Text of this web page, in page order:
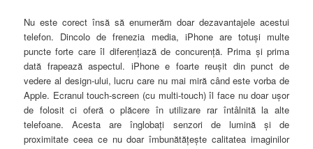
Nu este corect însă să enumerăm doar dezavantajele acestui
telefon. Dincolo de frenezia media, iPhone are totuşi multe
puncte forte care îl diferenţiază de concurenţă. Prima şi prima
dată frapează aspectul. iPhone e foarte reuşit din punct de
vedere al design-ului, lucru care nu mai miră când este vorba de
Apple. Ecranul touch-screen (cu multi-touch) îl face nu doar uşor
de folosit ci oferă o plăcere în utilizare rar întâlnită la alte
telefoane. Acesta are înglobaţi senzori de lumină şi de
proximitate ceea ce nu doar îmbunătăţeşte calitatea imaginilor